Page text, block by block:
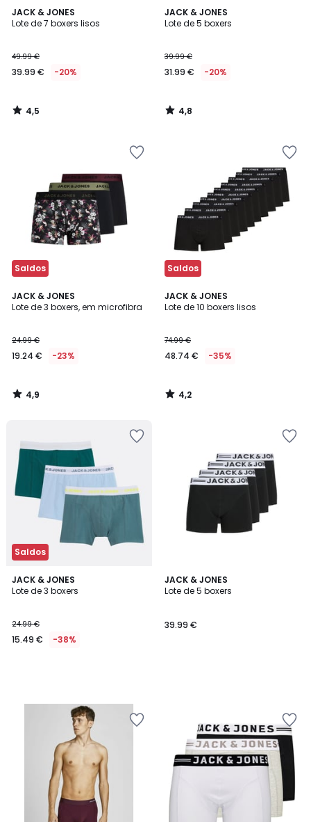
JACK & JONES
Lote de 7 boxers lisos
49.99 €
39.99 € -20%
4,5
/ 5
4,5
/
JACK & JONES
Lote de 5 boxers
39.99 €
31.99 € -20%
4,8
/ 5
4,8
/
Saldos
JACK & JONES
Lote de 3 boxers, em microfibra
24.99 €
19.24 € -23%
4,9
/ 5
4,9
/
Saldos
JACK & JONES
Lote de 10 boxers lisos
74.99 €
48.74 € -35%
4,2
/ 5
4,2
/
Saldos
JACK & JONES
Lote de 3 boxers
24.99 €
15.49 € -38%
JACK & JONES
Lote de 5 boxers
39.99 €